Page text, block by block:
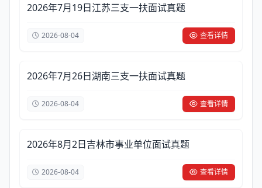
2026年7月19日江苏三支一扶面试真题
2026-08-04 查看详情
2026年7月26日湖南三支一扶面试真题
2026-08-04 查看详情
2026年8月2日吉林市事业单位面试真题
2026-08-04 查看详情